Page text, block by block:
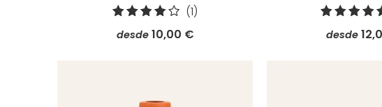
(1)
desde 10,00 € desde